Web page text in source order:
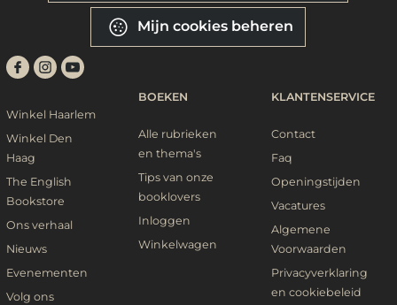
Mijn cookies beheren
Winkel Haarlem
Winkel Den
Haag
The English
Bookstore
Ons verhaal
Nieuws
Evenementen
Volg ons
BOEKEN
Alle rubrieken
en thema's
Tips van onze
booklovers
Inloggen
Winkelwagen
KLANTENSERVICE
Contact
Faq
Openingstijden
Vacatures
Algemene
Voorwaarden
Privacyverklaring
en cookiebeleid